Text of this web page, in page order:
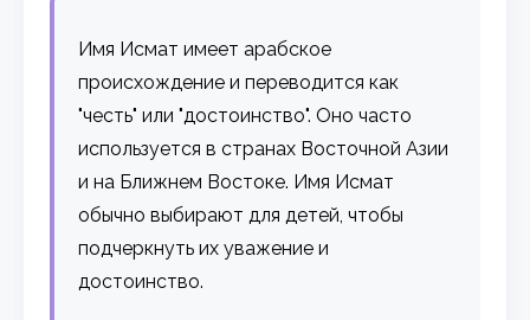
Имя Исмат имеет арабское
происхождение и переводится как
"честь" или "достоинство". Оно часто
используется в странах Восточной Азии
и на Ближнем Востоке. Имя Исмат
обычно выбирают для детей, чтобы
подчеркнуть их уважение и
достоинство.